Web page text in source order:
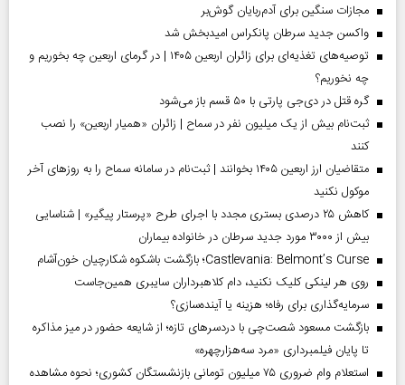
مجازات سنگین برای آدم‌ربایان گوش‌بر
واکسن جدید سرطان پانکراس امیدبخش شد
توصیه‌های تغذیه‌ای برای زائران اربعین ۱۴۰۵ | در گرمای اربعین چه بخوریم و
چه نخوریم؟
گره قتل در دی‌جی پارتی با ۵۰ قسم باز می‌شود
ثبت‌نام بیش از یک میلیون نفر در سماح | زائران «همیار اربعین» را نصب
کنند
متقاضیان ارز اربعین ۱۴۰۵ بخوانند | ثبت‌نام در سامانه سماح را به روز‌های آخر
موکول نکنید
کاهش ۲۵ درصدی بستری مجدد با اجرای طرح «پرستار پیگیر» | شناسایی
بیش از ۳۰۰۰ مورد جدید سرطان در خانواده بیماران
Castlevania: Belmont’s Curse؛ بازگشت باشکوه شکارچیان خون‌آشام
روی هر لینکی کلیک نکنید، دام کلاهبرداران سایبری همین‌جاست
سرمایه‌گذاری برای رفاه؛ هزینه یا آینده‌سازی؟
بازگشت مسعود شصت‌چی با دردسر‌های تازه؛ از شایعه حضور در میز مذاکره
تا پایان فیلمبرداری «مرد سه‌هزارچهره»
استعلام وام ضروری ۷۵ میلیون تومانی بازنشستگان کشوری؛ نحوه مشاهده